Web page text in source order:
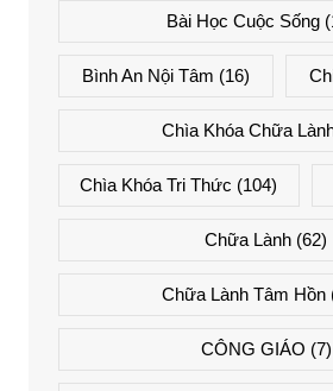
Bài Học Cuộc Sống
Bình An Nội Tâm (16)
Chìa Khóa Chữa
Chìa Khóa Tri Thức (104)
Chữa Lành (62)
Chữa Lành Tâm Hồn
CÔNG GIÁO (7)